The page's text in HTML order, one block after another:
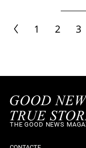
1 2 3
THE GOOD NEWS